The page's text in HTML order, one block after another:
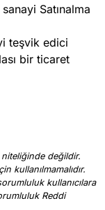
Satınalma
teşvik edici
bir ticaret
niteliğinde değildir.
kullanılmamalıdır.
kullanıcılara
Reddi